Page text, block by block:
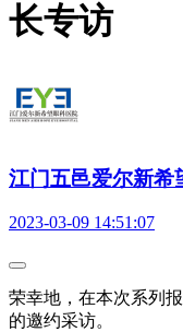
长专访
江门五邑爱尔新希
2023-03-09 14:51:07
荣幸地，在本次系列
的邀约采访。